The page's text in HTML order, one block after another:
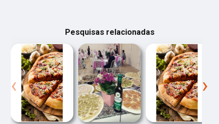
Pesquisas relacionadas
‹ ›